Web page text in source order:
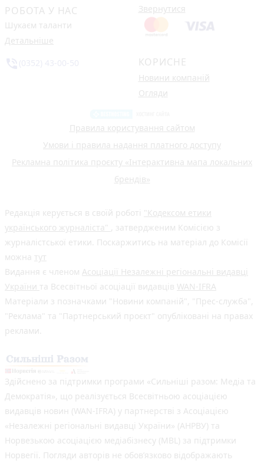
РОБОТА У НАС
Шукаєм таланти
Детальніше
Звернутися
КОРИСНЕ
Новини компаній
Огляди
Правила користування сайтом
Умови і правила надання платного доступу
Рекламна політика проєкту «Інтерактивна мапа локальних
брендів»
Редакція керується в своїй роботі "Кодексом етики
українського журналіста" , затвердженим Комісією з
журналістської етики. Поскаржитись на матеріал до Комісії
можна тут
Видання є членом Асоціації Незалежні регіональні видавці
України та Всесвітньої асоціації видавців WAN-IFRA
Матеріали з позначками "Новини компаній", "Прес-служба",
"Реклама" та "Партнерський проєкт" опубліковані на правах
реклами.
Здійснено за підтримки програми «Сильніші разом: Медіа та
Демократія», що реалізується Всесвітньою асоціацією
видавців новин (WAN-IFRA) у партнерстві з Асоціацією
«Незалежні регіональні видавці України» (АНРВУ) та
Норвезькою асоціацією медіабізнесу (MBL) за підтримки
Норвегії. Погляди авторів не обов’язково відображають